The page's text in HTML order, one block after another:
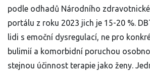
podle odhadů Národního
portálu z roku 2023 jich je 15-20 %.
lidi s emoční dysregulací, ne pro
bulimií a komorbidní poruchou
stejnou účinnost terapie jako ženy.